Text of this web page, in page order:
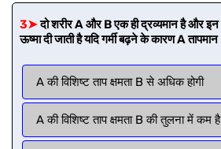
3➤दो शरीर A और B एक ही द्रव्यमान है और इन
ऊष्मा दी जाती है यदि गर्मी बढ़ने के कारण A
A की विशिष्ट ताप क्षमता B से अधिक होगी
A की विशिष्ट ताप क्षमता B की तुलना में कम है